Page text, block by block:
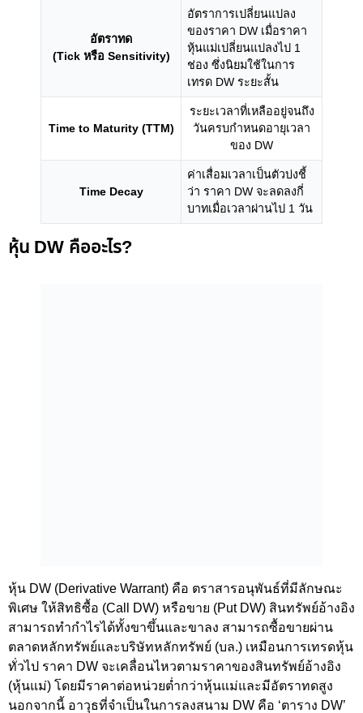
อัตราทด
(Tick หรือ Sensitivity)
อัตราการเปลี่ยนแปลง
ของราคา DW เมื่อราคา
หุ้นแม่เปลี่ยนแปลงไป 1
ช่อง ซึ่งนิยมใช้ในการ
เทรด DW ระยะสั้น
Time to Maturity (TTM)
ระยะเวลาที่เหลืออยู่จนถึง
วันครบกำหนดอายุเวลา
ของ DW
Time Decay
ค่าเสื่อมเวลาเป็นตัวบ่งชี้
ว่า ราคา DW จะลดลงกี่
บาทเมื่อเวลาผ่านไป 1 วัน
หุ้น DW คืออะไร?
หุ้น DW (Derivative Warrant) คือ ตราสารอนุพันธ์ที่มีลักษณะ
พิเศษ ให้สิทธิซื้อ (Call DW) หรือขาย (Put DW) สินทรัพย์อ้างอิง
สามารถทำกำไรได้ทั้งขาขึ้นและขาลง สามารถซื้อขายผ่าน
ตลาดหลักทรัพย์และบริษัทหลักทรัพย์ (บล.) เหมือนการเทรดหุ้น
ทั่วไป ราคา DW จะเคลื่อนไหวตามราคาของสินทรัพย์อ้างอิง
(หุ้นแม่) โดยมีราคาต่อหน่วยต่ำกว่าหุ้นแม่และมีอัตราทดสูง
นอกจากนี้ อาวุธที่จำเป็นในการลงสนาม DW คือ ‘ตาราง DW’